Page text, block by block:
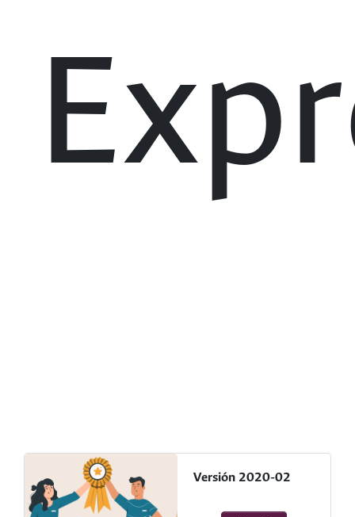
Versión 2020-02